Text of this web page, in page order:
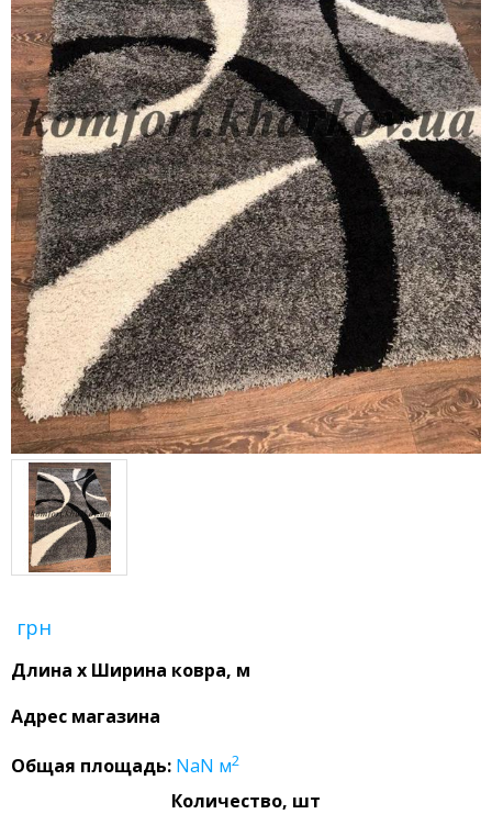
грн
Длина x Ширина ковра, м
Адрес магазина
Общая площадь: NaN м2
Количество, шт